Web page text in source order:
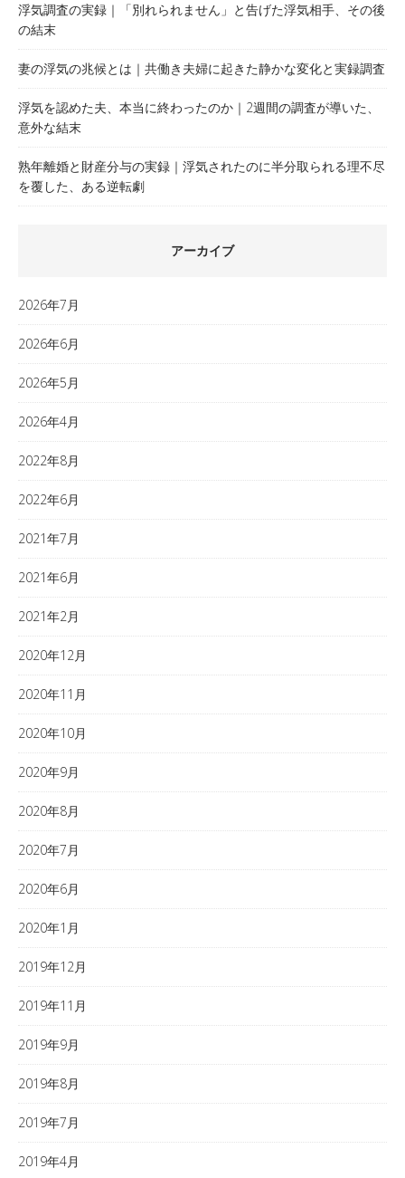
浮気調査の実録｜「別れられません」と告げた浮気相手、その後
の結末
妻の浮気の兆候とは｜共働き夫婦に起きた静かな変化と実録調査
浮気を認めた夫、本当に終わったのか｜2週間の調査が導いた、
意外な結末
熟年離婚と財産分与の実録｜浮気されたのに半分取られる理不尽
を覆した、ある逆転劇
アーカイブ
2026年7月
2026年6月
2026年5月
2026年4月
2022年8月
2022年6月
2021年7月
2021年6月
2021年2月
2020年12月
2020年11月
2020年10月
2020年9月
2020年8月
2020年7月
2020年6月
2020年1月
2019年12月
2019年11月
2019年9月
2019年8月
2019年7月
2019年4月